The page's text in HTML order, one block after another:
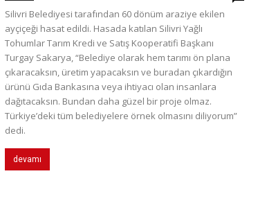
Silivri Belediyesi tarafından 60 dönüm araziye ekilen
ayçiçeği hasat edildi. Hasada katılan Silivri Yağlı
Tohumlar Tarım Kredi ve Satış Kooperatifi Başkanı
Turgay Sakarya, “Belediye olarak hem tarımı ön plana
çıkaracaksın, üretim yapacaksın ve buradan çıkardığın
ürünü Gıda Bankasına veya ihtiyacı olan insanlara
dağıtacaksın. Bundan daha güzel bir proje olmaz.
Türkiye’deki tüm belediyelere örnek olmasını diliyorum”
dedi.
devamı